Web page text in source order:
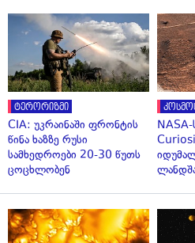
ტერორიზმი
CIA: უკრაინაში ფრონტის
წინა ხაზზე რუსი
სამხედროები 20-30 წუთს
ცოცხლობენ
NASA-